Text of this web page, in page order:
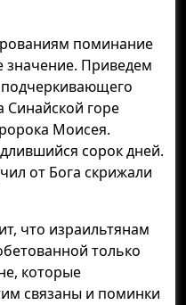
поминание
значение. Приведем
подчеркивающего
горе
Моисея.
сорок дней.
от Бога скрижали
что израильтянам
только
которые
связаны и поминки